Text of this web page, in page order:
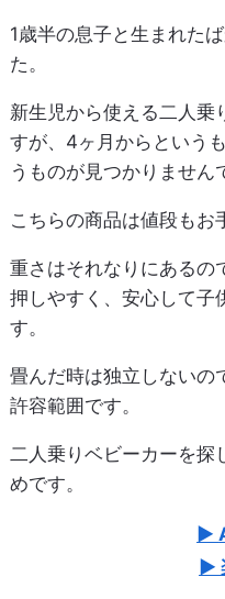
1歳半の息子と生まれた
た。
新生児から使える二人乗
すが、4ヶ月からという
うものが見つかりません
こちらの商品は値段もお
重さはそれなりにあるの
押しやすく、安心して子
す。
畳んだ時は独立しないの
許容範囲です。
二人乗りベビーカーを探
めです。